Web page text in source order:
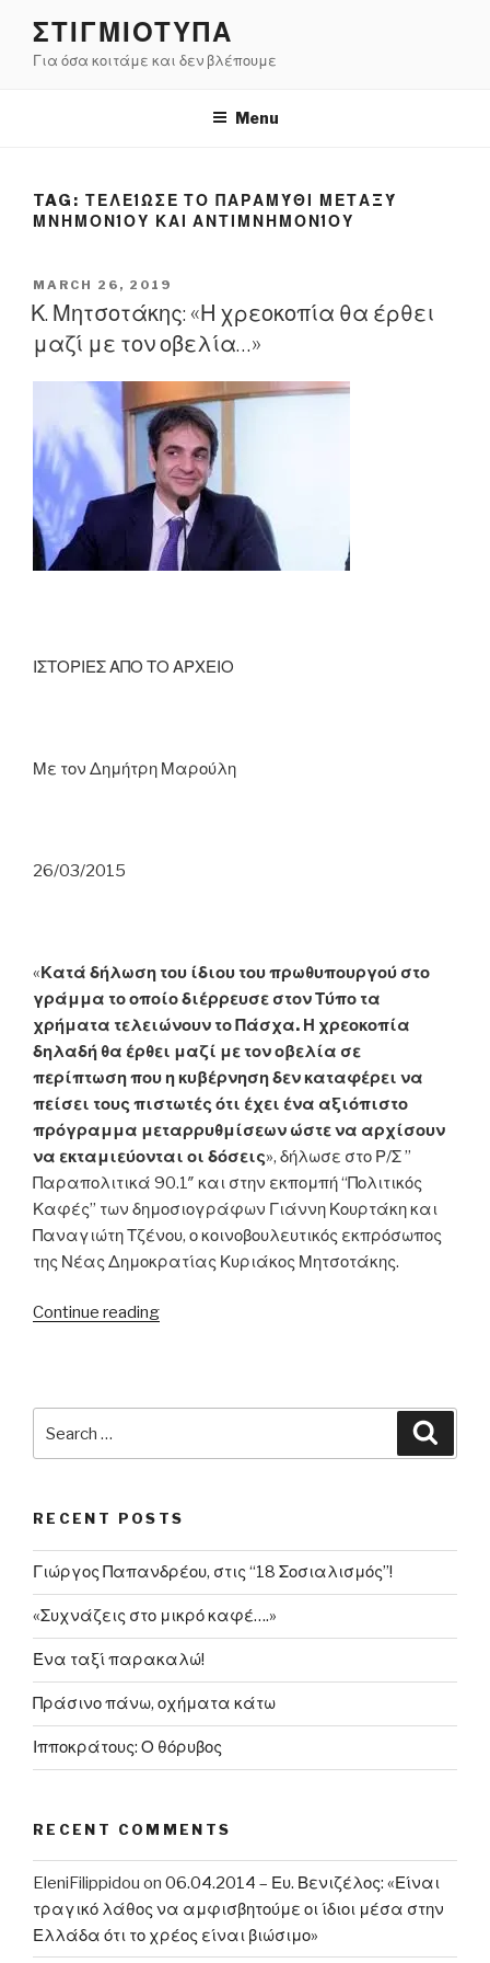
content
ΣΤΙΓΜΙΟΤΥΠΑ
Για όσα κοιτάμε και δεν βλέπουμε
Menu
TAG: ΤΕΛΕΊΩΣΕ ΤΟ ΠΑΡΑΜΎΘΙ ΜΕΤΑΞΎ
ΜΝΗΜΟΝΊΟΥ ΚΑΙ ΑΝΤΙΜΝΗΜΟΝΊΟΥ
POSTED
ON
MARCH 26, 2019
Κ. Μητσοτάκης: «Η χρεοκοπία θα έρθει
μαζί με τον οβελία…»
ΙΣΤΟΡΙΕΣ ΑΠΟ ΤΟ ΑΡΧΕΙΟ
Με τον Δημήτρη Μαρούλη
26/03/2015
«Κατά δήλωση του ίδιου του πρωθυπουργού στο
γράμμα το οποίο διέρρευσε στον Τύπο τα
χρήματα τελειώνουν το Πάσχα. Η χρεοκοπία
δηλαδή θα έρθει μαζί με τον οβελία σε
περίπτωση που η κυβέρνηση δεν καταφέρει να
πείσει τους πιστωτές ότι έχει ένα αξιόπιστο
πρόγραμμα μεταρρυθμίσεων ώστε να αρχίσουν
να εκταμιεύονται οι δόσεις», δήλωσε στο Ρ/Σ ”
Παραπολιτικά 90.1″ και στην εκπομπή “Πολιτικός
Καφές” των δημοσιογράφων Γιάννη Κουρτάκη και
Παναγιώτη Τζένου, ο κοινοβουλευτικός εκπρόσωπος
της Νέας Δημοκρατίας Κυριάκος Μητσοτάκης.
Continue reading“Κ.
τον
οβελία…»”
for:
RECENT POSTS
Γιώργος Παπανδρέου, στις “18 Σοσιαλισμός”!
«Συχνάζεις στο μικρό καφέ….»
Ένα ταξί παρακαλώ!
Πράσινο πάνω, οχήματα κάτω
Ιπποκράτους: Ο θόρυβος
RECENT COMMENTS
EleniFilippidou on 06.04.2014 – Ευ. Βενιζέλος: «Είναι
τραγικό λάθος να αμφισβητούμε οι ίδιοι μέσα στην
Ελλάδα ότι το χρέος είναι βιώσιμο»